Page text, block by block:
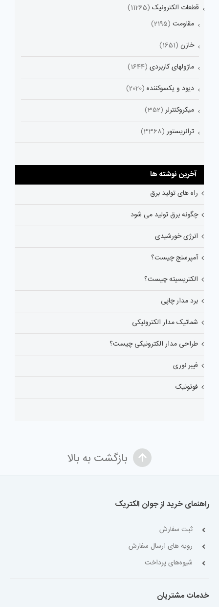
قطعات الکترونیک (11265)
مقاومت (2195)
خازن (1651)
ماژولهای کاربردی (1644)
دیود و یکسوکننده (2020)
میکروکنترلر (352)
ترانزیستور (3368)
آخرین نوشته ها
راه های تولید برق
چگونه برق تولید می شود
انرژی خورشیدی
آمپرسنج چیست؟
الکتریسیته چیست؟
برد مدار چاپی
شماتیک مدار الکترونیکی
طراحی مدار الکترونیکی چیست؟
فیبر نوری
فوتونیک
بازگشت به بالا
راهنمای خرید از جوان الکتریک
ثبت سفارش
رویه های ارسال سفارش
شیوه‌های پرداخت
خدمات مشتریان